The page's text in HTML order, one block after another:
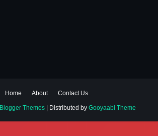
Home About Contact Us
Blogger Themes| Distributed by Gooyaabi Theme